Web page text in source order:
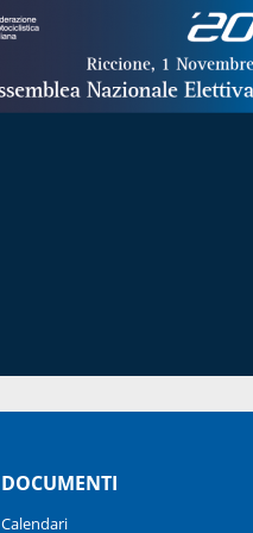
DOCUMENTI
Calendari